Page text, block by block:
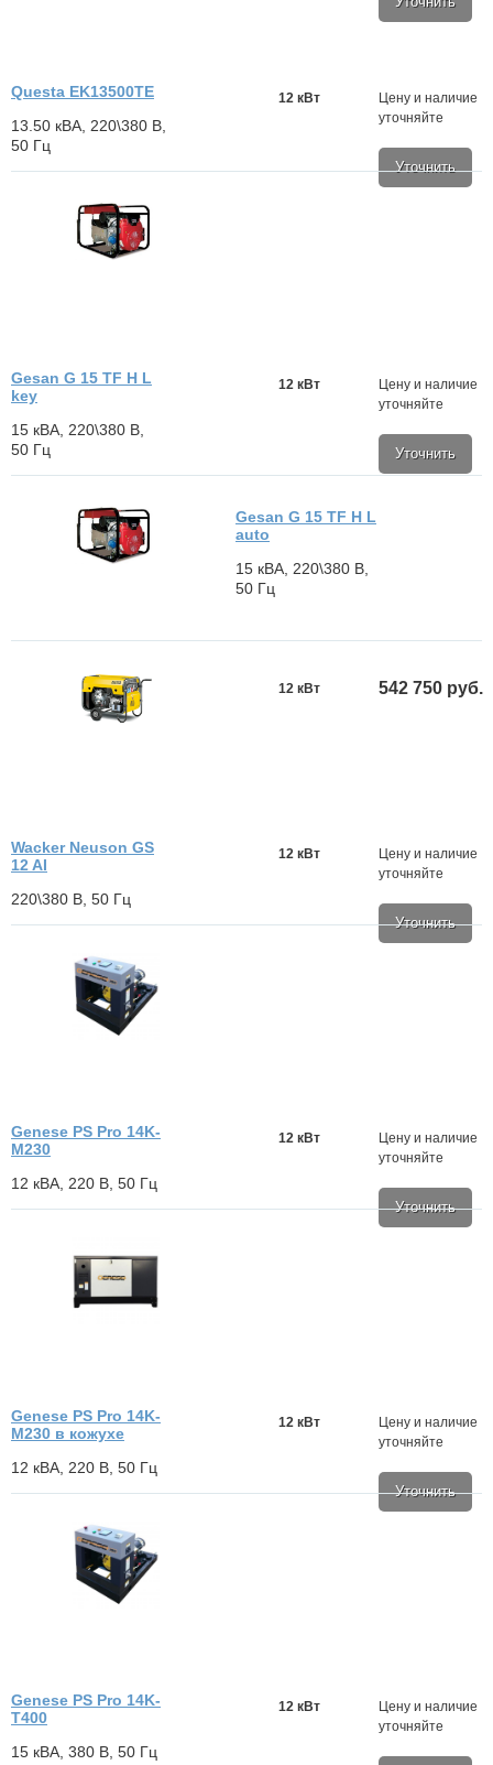
Questa EK13500TE
13.50 кВА, 220\380 В,
50 Гц
Цену и наличие
уточняйте
Уточнить
12 кВт
Gesan G 15 TF H L
key
15 кВА, 220\380 В,
50 Гц
Цену и наличие
уточняйте
Уточнить
12 кВт
Gesan G 15 TF H L
auto
15 кВА, 220\380 В,
50 Гц
542 750 руб.
12 кВт
Wacker Neuson GS
12 AI
220\380 В, 50 Гц
Цену и наличие
уточняйте
Уточнить
12 кВт
Genese PS Pro 14K-
M230
12 кВА, 220 В, 50 Гц
Цену и наличие
уточняйте
Уточнить
12 кВт
Genese PS Pro 14K-
M230 в кожухе
12 кВА, 220 В, 50 Гц
Цену и наличие
уточняйте
Уточнить
12 кВт
Genese PS Pro 14K-
T400
15 кВА, 380 В, 50 Гц
Цену и наличие
уточняйте
12 кВт